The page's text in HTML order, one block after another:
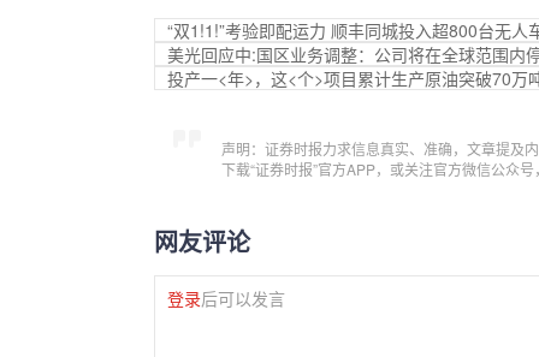
“双1!1!”考验即配运力 顺丰同城投入超800台无人
美光回应中:国区业务调整：公司将在全球范围内
投产一<年>，这<个>项目累计生产原油突破70万
声明：证券时报力求信息真实、准确，文章提及
下载“证券时报”官方APP，或关注官方微信公众
网友评论
登录后可以发言